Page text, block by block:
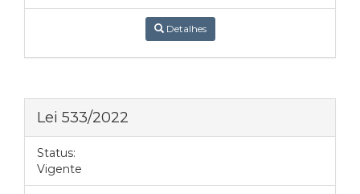
Detalhes
Lei 533/2022
Status:
Vigente